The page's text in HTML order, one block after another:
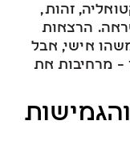
זהות,
הרצאות
אישי, אבל
– מרחיבות את